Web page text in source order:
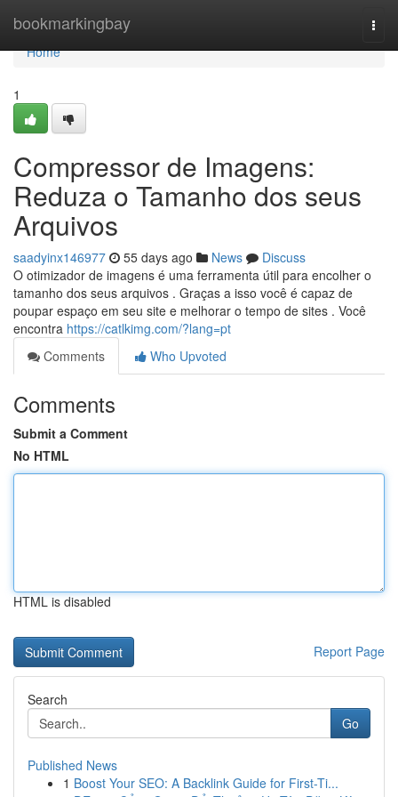
bookmarkingbay
Home
Home
1
Compressor de Imagens:
Reduza o Tamanho dos seus
Arquivos
saadyinx146977 55 days ago News
Discuss
O otimizador de imagens é uma ferramenta útil para encolher o
tamanho dos seus arquivos . Graças a isso você é capaz de
poupar espaço em seu site e melhorar o tempo de sites . Você
encontra https://catlkimg.com/?lang=pt
Comments
Who Upvoted
Comments
Submit a Comment
No HTML
HTML is disabled
Report Page
Search
Go
Published News
1 Boost Your SEO: A Backlink Guide for First-Ti...